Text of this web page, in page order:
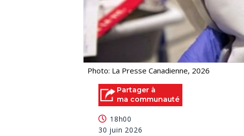
Photo: La Presse Canadienne, 2026
Partager à
ma communauté
18h00
30 juin 2026